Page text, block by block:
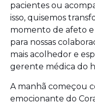
pacientes ou
isso, quisemos
momento de afeto
para nossas
mais acolhedor e
gerente médica do
A manhã começou
emocionante do